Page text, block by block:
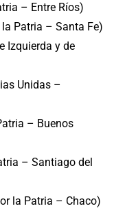
– Entre Ríos)
Patria – Santa Fe)
Izquierda y de
Unidas –
– Buenos
– Santiago del
la Patria – Chaco)